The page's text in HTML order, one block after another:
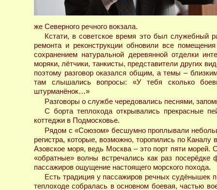
же Северного речного вокзала.
Кстати, в советское время это был служебный
ремонта и реконструкции обновили все
сохранением натуральной деревянной отделки
моряки, лётчики, танкисты, представители других
поэтому разговор оказался общим, а темы –
там слышались вопросы: «У тебя сколько
штурманёнок…»
Разговоры о службе чередовались песнями,
С борта теплохода открывались прекрасные
коттеджи в Подмосковье.
Рядом с «Союзом» бесшумно проплывали
регистра, которые, возможно, торопились по
Азовское моря, ведь Москва – это порт пяти морей.
«обратные» волны встречались как раз посерёдке
пассажиров ощущение настоящего морского похода.
Есть традиция у пассажиров речных судёнышек
теплоходе собралась в основном боевая, частью